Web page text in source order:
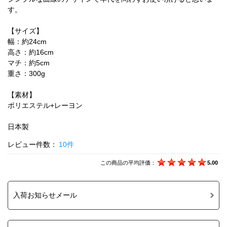
す。
【サイズ】
幅：約24cm
高さ：約16cm
マチ：約5cm
重さ：300g
【素材】
ポリエステル+レーヨン
日本製
レビュー件数： 10件
この商品の平均評価： 5.00
入荷お知らせメール